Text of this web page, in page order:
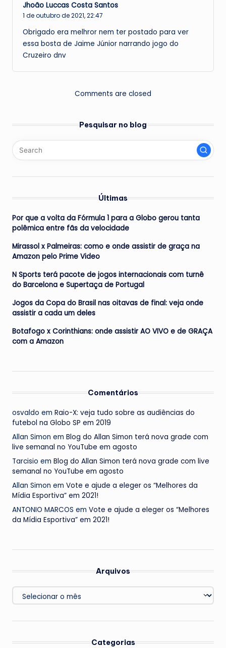
Jhoão Luccas Costa Santos
1 de outubro de 2021,22:47
Obrigado era melhror nem ter postado para ver
essa bosta de Jaime Júnior narrando jogo do
Cruzeiro dnv
Comments are closed
Pesquisar no blog
Últimas
Por que a volta da Fórmula 1 para a Globo gerou tanta
polêmica entre fãs da velocidade
Mirassol x Palmeiras: como e onde assistir de graça na
Amazon pelo Prime Video
N Sports terá pacote de jogos internacionais com turnê
do Barcelona e Supertaça de Portugal
Jogos da Copa do Brasil nas oitavas de final: veja onde
assistir a cada um deles
Botafogo x Corinthians: onde assistir AO VIVO e de GRAÇA
com a Amazon
Comentários
osvaldo em Raio-X: veja tudo sobre as audiências do
futebol na Globo SP em 2019
Allan Simon em Blog do Allan Simon terá nova grade com
live semanal no YouTube em agosto
Tarcisio em Blog do Allan Simon terá nova grade com live
semanal no YouTube em agosto
Allan Simon em Vote e ajude a eleger os “Melhores da
Mídia Esportiva” em 2021!
ANTONIO MARCOS em Vote e ajude a eleger os “Melhores
da Mídia Esportiva” em 2021!
Arquivos
Arquivos
Categorias